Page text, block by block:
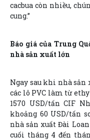
cacbua còn nhiều,
cung.”
Báo giá của Trung
nhà sản xuất lớn
Ngay sau khi nhà sản
các lô PVC làm từ
1570 USD/tấn CIF
khoảng 60 USD/tấn
nhà sản xuất Đài
cuối tháng 4 đến